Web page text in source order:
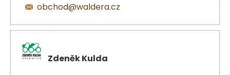
obchod@waldera.cz
Zdeněk Kulda